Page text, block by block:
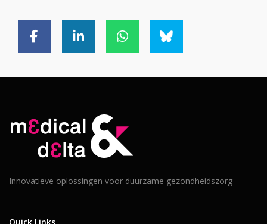
Innovatieve oplossingen voor duurzame gezondheidszorg
Quick Links